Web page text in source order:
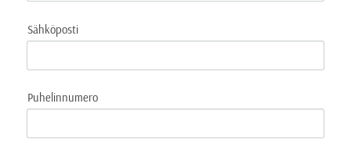
Sähköposti
Puhelinnumero